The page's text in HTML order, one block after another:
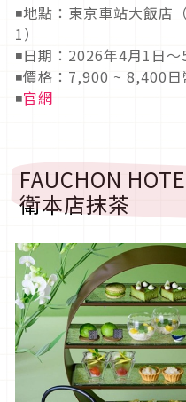
◾地點：東京車站大飯
1）
◾日期：2026年4月1日
◾價格：7,900 ~ 8,400日
◾官網
FAUCHON
衛本店抹茶